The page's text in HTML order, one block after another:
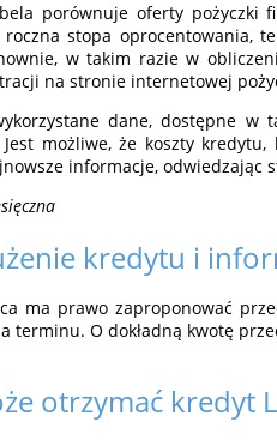
porównuje oferty pożyczki
roczna stopa oprocentowania,
w takim razie w
na stronie internetowej
dane, dostępne
możliwe, że koszty
informacje, odwiedzając
kredytu i
ma prawo zaproponować
terminu. O dokładną kwotę
otrzymać kredyt